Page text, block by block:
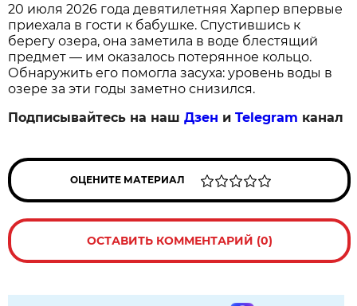
20 июля 2026 года девятилетняя Харпер впервые
приехала в гости к бабушке. Спустившись к
берегу озера, она заметила в воде блестящий
предмет — им оказалось потерянное кольцо.
Обнаружить его помогла засуха: уровень воды в
озере за эти годы заметно снизился.
Подписывайтесь на нашДзен иTelegram канал
ОЦЕНИТЕ МАТЕРИАЛ
ОСТАВИТЬ КОММЕНТАРИЙ (0)